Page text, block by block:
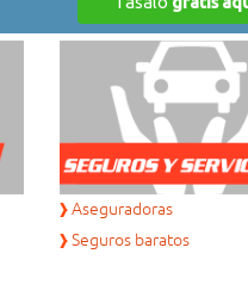
Aseguradoras
Seguros baratos